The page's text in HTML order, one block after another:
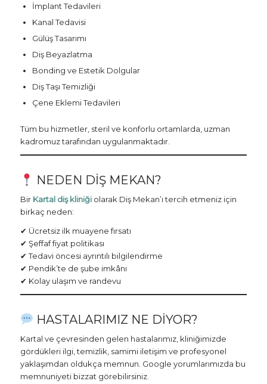
İmplant Tedavileri
Kanal Tedavisi
Gülüş Tasarımı
Diş Beyazlatma
Bonding ve Estetik Dolgular
Diş Taşı Temizliği
Çene Eklemi Tedavileri
Tüm bu hizmetler, steril ve konforlu ortamlarda, uzman
kadromuz tarafından uygulanmaktadır.
NEDEN DIŞ MEKAN?
Bir Kartal diş kliniğiolarak Diş Mekan’ı tercih etmeniz için
birkaç neden:
✔ Ücretsiz ilk muayene fırsatı
✔ Şeffaf fiyat politikası
✔ Tedavi öncesi ayrıntılı bilgilendirme
✔ Pendik’te de şube imkânı
✔ Kolay ulaşım ve randevu
HASTALARIMIZ NE DIYOR?
Kartal ve çevresinden gelen hastalarımız, kliniğimizde
gördükleri ilgi, temizlik, samimi iletişim ve profesyonel
yaklaşımdan oldukça memnun. Google yorumlarımızda bu
memnuniyeti bizzat görebilirsiniz.